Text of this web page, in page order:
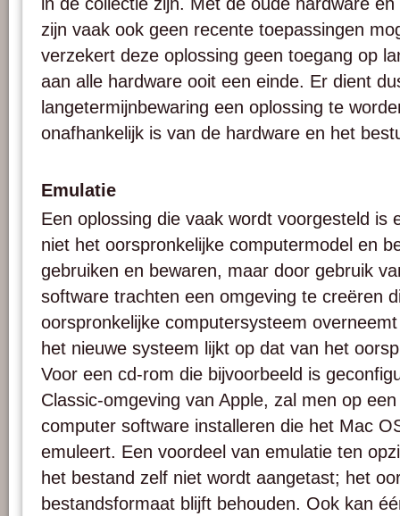
zijn vaak ook geen recente toepassingen
verzekert deze oplossing geen toegang op
aan alle hardware ooit een einde. Er dient
langetermijnbewaring een oplossing te
onafhankelijk is van de hardware en het
Emulatie
Een oplossing die vaak wordt voorgesteld is
niet het oorspronkelijke computermodel en
gebruiken en bewaren, maar door gebruik
software trachten een omgeving te creëren
oorspronkelijke computersysteem
het nieuwe systeem lijkt op dat van het
Voor een cd-rom die bijvoorbeeld is
Classic-omgeving van Apple, zal men op
computer software installeren die het Mac
emuleert. Een voordeel van emulatie ten
het bestand zelf niet wordt aangetast; het
bestandsformaat blijft behouden. Ook kan